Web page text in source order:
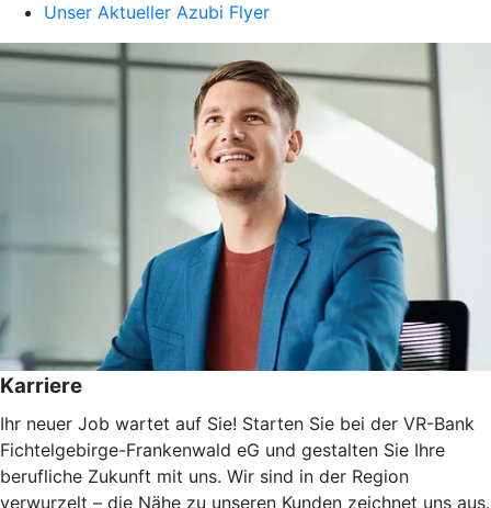
Unser Aktueller Azubi Flyer
Karriere
Ihr neuer Job wartet auf Sie! Starten Sie bei der VR-Bank
Fichtelgebirge-Frankenwald eG und gestalten Sie Ihre
berufliche Zukunft mit uns. Wir sind in der Region
verwurzelt – die Nähe zu unseren Kunden zeichnet uns aus.